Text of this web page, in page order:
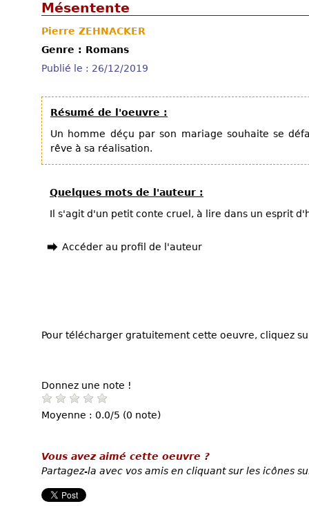
Mésentente
Pierre ZEHNACKER
Genre : Romans
Publié le : 26/12/2019
Résumé de l'oeuvre :
Un homme déçu par son mariage souhaite se
rêve à sa réalisation.
Quelques mots de l'auteur :
Il s'agit d'un petit conte cruel, à lire dans un esprit
Accéder au profil de l'auteur
Pour télécharger gratuitement cette oeuvre, cliquez
Donnez une note !
Moyenne : 0.0/5 (0 note)
Vous avez aimé cette oeuvre ?
Partagez-la avec vos amis en cliquant sur les icônes